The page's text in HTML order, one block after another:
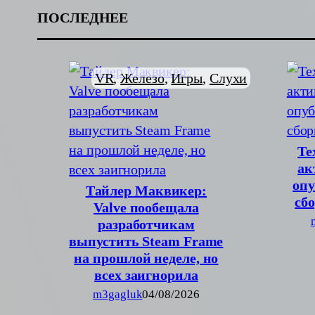
ПОСЛЕДНЕЕ
Тайлер Маквикер:
Valve пообещала
разработчикам
выпустить Steam Frame
на прошлой неделе, но
всех заигнорила
VR, Железо, Игры, Слухи
m3gagluk04/08/2026